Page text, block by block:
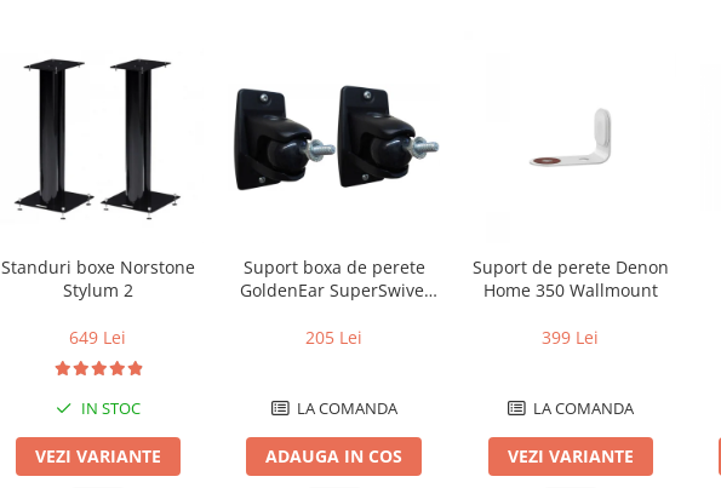
Standuri boxe Norstone
Stylum 2
649 Lei
IN STOC
VEZI VARIANTE
Suport boxa de perete
GoldenEar SuperSwivel
205 Lei
LA COMANDA
ADAUGA IN COS
Suport de perete Denon
Home 350 Wallmount
399 Lei
LA COMANDA
VEZI VARIANTE